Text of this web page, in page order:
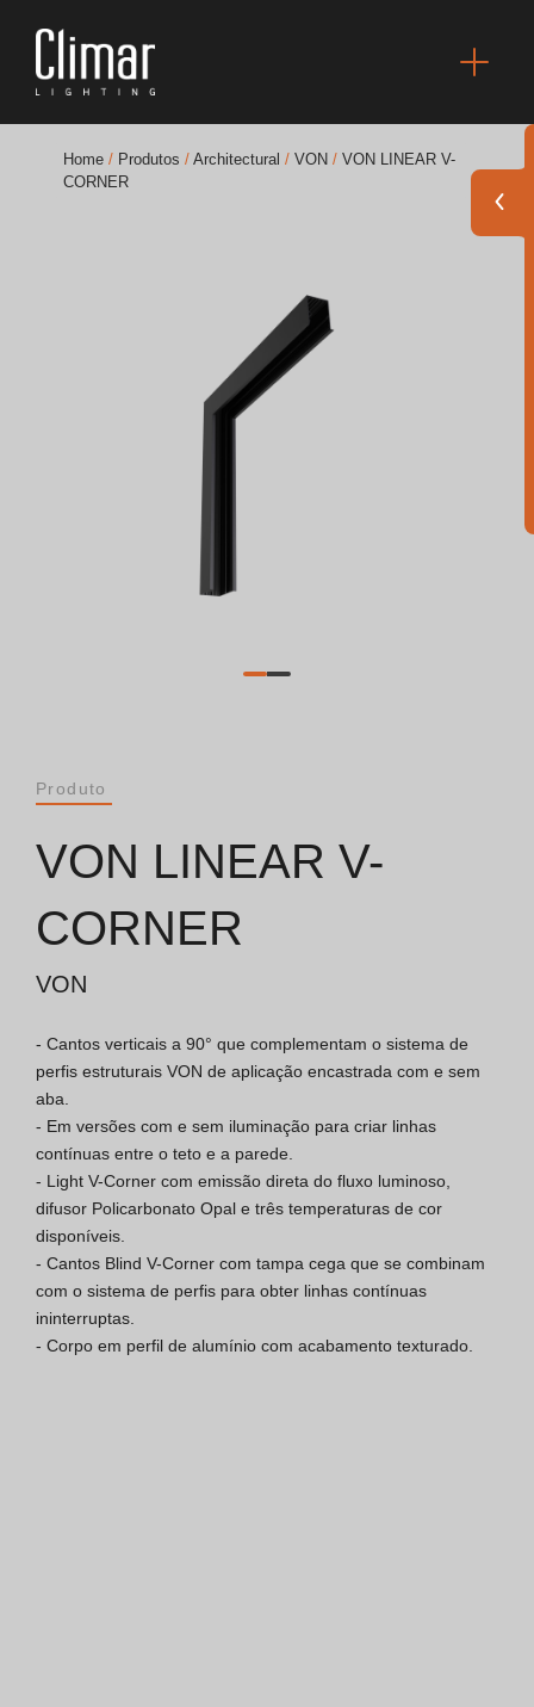
BOYA OUT Shapes
Soluções Acústicas
Melhores Projetos
Geral [PT/ES]
Documentos
Considerações Gerais
Condições de Venda
Condições de Garantia
Logo Pack
Home / Produtos / Architectural / VON / VON LINEAR V-
CORNER
Produto
VON LINEAR V-
CORNER
VON
- Cantos verticais a 90° que complementam o sistema de
perfis estruturais VON de aplicação encastrada com e sem
aba.
- Em versões com e sem iluminação para criar linhas
contínuas entre o teto e a parede.
- Light V-Corner com emissão direta do fluxo luminoso,
difusor Policarbonato Opal e três temperaturas de cor
disponíveis.
- Cantos Blind V-Corner com tampa cega que se combinam
com o sistema de perfis para obter linhas contínuas
ininterruptas.
- Corpo em perfil de alumínio com acabamento texturado.